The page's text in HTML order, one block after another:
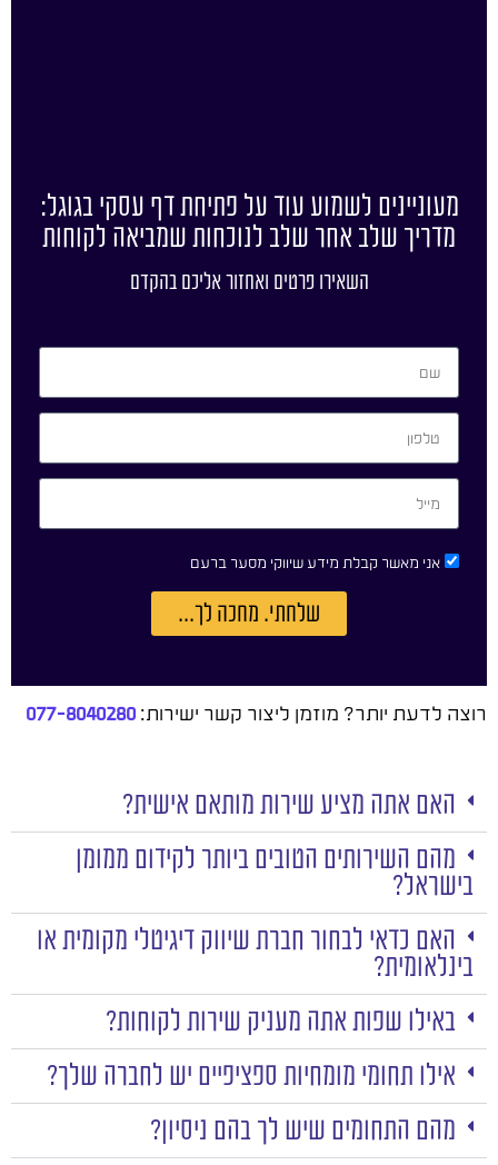
מעוניינים לשמוע עוד על פתיחת דף עסקי בגוגל:
מדריך שלב אחר שלב לנוכחות שמביאה לקוחות
השאירו פרטים ואחזור אליכם בהקדם
אני מאשר קבלת מידע שיווקי מסער ברעם
שלחתי. מחכה לך...
רוצה לדעת יותר? מוזמן ליצור קשר ישירות:077-8040280
האם אתה מציע שירות מותאם אישית?
מהם השירותים הטובים ביותר לקידום ממומן
בישראל?
האם כדאי לבחור חברת שיווק דיגיטלי מקומית או
בינלאומית?
באילו שפות אתה מעניק שירות לקוחות?
אילו תחומי מומחיות ספציפיים יש לחברה שלך?
מהם התחומים שיש לך בהם ניסיון?